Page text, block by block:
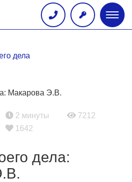
меню
дела
2 минуты
7212
1642
дела: